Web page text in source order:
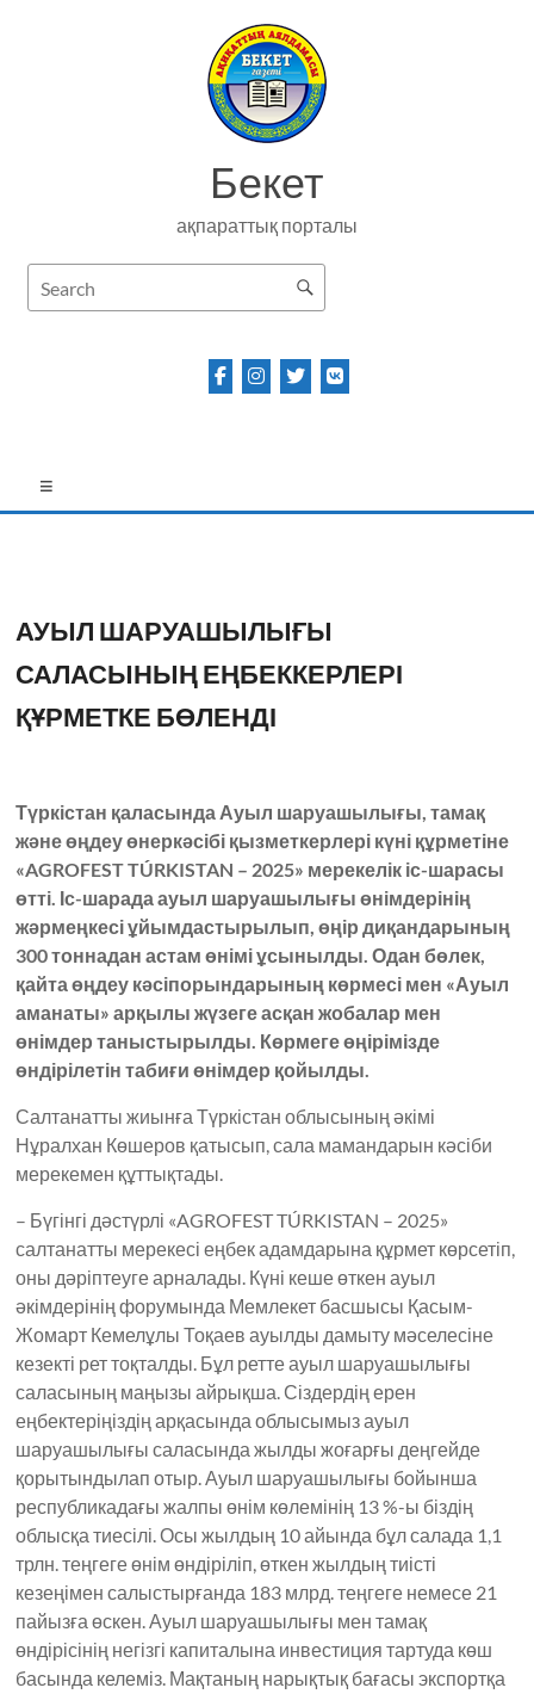
Бекет
ақпараттық порталы
АУЫЛ ШАРУАШЫЛЫҒЫ
САЛАСЫНЫҢ ЕҢБЕККЕРЛЕРІ
ҚҰРМЕТКЕ БӨЛЕНДІ
Түркістан қаласында Ауыл шаруашылығы, тамақ
және өңдеу өнеркәсібі қызметкерлері күні құрметіне
«AGROFEST TÚRKISTAN – 2025» мерекелік іс-шарасы
өтті. Іс-шарада ауыл шаруашылығы өнімдерінің
жәрмеңкесі ұйымдастырылып, өңір диқандарының
300 тоннадан астам өнімі ұсынылды. Одан бөлек,
қайта өңдеу кәсіпорындарының көрмесі мен «Ауыл
аманаты» арқылы жүзеге асқан жобалар мен
өнімдер таныстырылды. Көрмеге өңірімізде
өндірілетін табиғи өнімдер қойылды.
Салтанатты жиынға Түркістан облысының әкімі
Нұралхан Көшеров қатысып, сала мамандарын кәсіби
мерекемен құттықтады.
– Бүгінгі дәстүрлі «AGROFEST TÚRKISTAN – 2025»
салтанатты мерекесі еңбек адамдарына құрмет көрсетіп,
оны дәріптеуге арналады. Күні кеше өткен ауыл
әкімдерінің форумында Мемлекет басшысы Қасым-
Жомарт Кемелұлы Тоқаев ауылды дамыту мәселесіне
кезекті рет тоқталды. Бұл ретте ауыл шаруашылығы
саласының маңызы айрықша. Сіздердің ерен
еңбектеріңіздің арқасында облысымыз ауыл
шаруашылығы саласында жылды жоғарғы деңгейде
қорытындылап отыр. Ауыл шаруашылығы бойынша
республикадағы жалпы өнім көлемінің 13 %-ы біздің
облысқа тиесілі. Осы жылдың 10 айында бұл салада 1,1
трлн. теңгеге өнім өндіріліп, өткен жылдың тиісті
кезеңімен салыстырғанда 183 млрд. теңгеге немесе 21
пайызға өскен. Ауыл шаруашылығы мен тамақ
өндірісінің негізгі капиталына инвестиция тартуда көш
басында келеміз. Мақтаның нарықтық бағасы экспортқа